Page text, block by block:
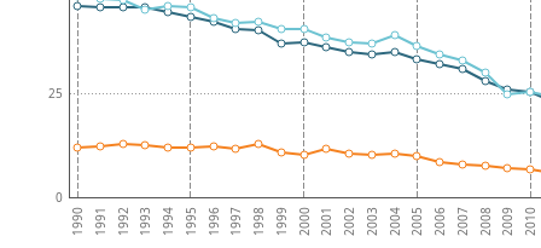
1990 1991 1992 1993 1994 1995 1996 1997 1998 1999 2000 2001 2002 2003 2004 2005 2006 2007 2008 2009 2010
0
25